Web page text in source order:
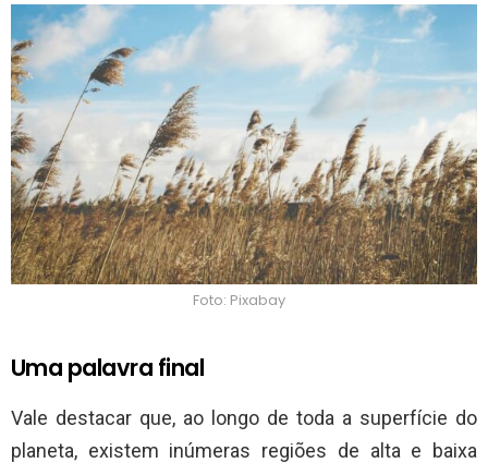
Foto: Pixabay
Uma palavra final
Vale destacar que, ao longo de toda a superfície do
planeta, existem inúmeras regiões de alta e baixa